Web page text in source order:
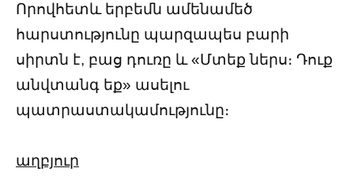
Որովհետև երբեմն ամենամեծ
հարստությունը պարզապես բարի
սիրտն է, բաց դուռը և «Մտեք ներս։ Դուք
անվտանգ եք» ասելու
պատրաստակամությունը։
աղբյուր